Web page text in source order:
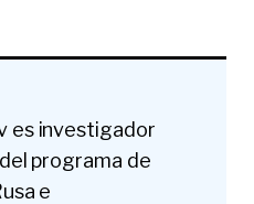
es investigador
programa de
e